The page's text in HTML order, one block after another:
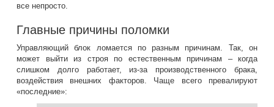
все непросто.
Главные причины поломки
Управляющий блок ломается по разным причинам. Так, он
может выйти из строя по естественным причинам – когда
слишком долго работает, из-за производственного брака,
воздействия внешних факторов. Чаще всего превалируют
«последние»: